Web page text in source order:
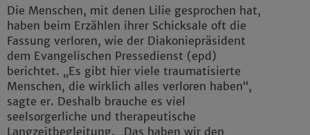
Die Menschen, mit denen Lilie gesprochen hat,
haben beim Erzählen ihrer Schicksale oft die
Fassung verloren, wie der Diakoniepräsident
dem Evangelischen Pressedienst (epd)
berichtet. „Es gibt hier viele traumatisierte
Menschen, die wirklich alles verloren haben“,
sagte er. Deshalb brauche es viel
seelsorgerliche und therapeutische
Langzeitbegleitung. „Das haben wir den